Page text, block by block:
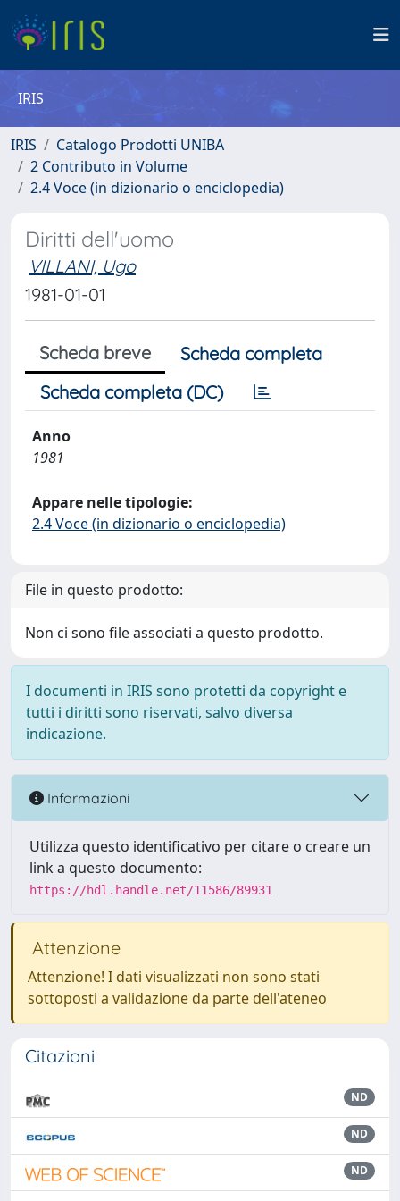
IRIS
IRIS
Catalogo Prodotti UNIBA
2 Contributo in Volume
2.4 Voce (in dizionario o enciclopedia)
Diritti dell'uomo
VILLANI, Ugo
1981-01-01
Scheda breve
Scheda completa
Scheda completa (DC)
Anno
1981
Appare nelle tipologie:
2.4 Voce (in dizionario o enciclopedia)
File in questo prodotto:
Non ci sono file associati a questo prodotto.
I documenti in IRIS sono protetti da copyright e
tutti i diritti sono riservati, salvo diversa
indicazione.
Informazioni
Utilizza questo identificativo per citare o creare un
link a questo documento:
https://hdl.handle.net/11586/89931
Attenzione
Attenzione! I dati visualizzati non sono stati
sottoposti a validazione da parte dell'ateneo
Citazioni
ND
ND
ND